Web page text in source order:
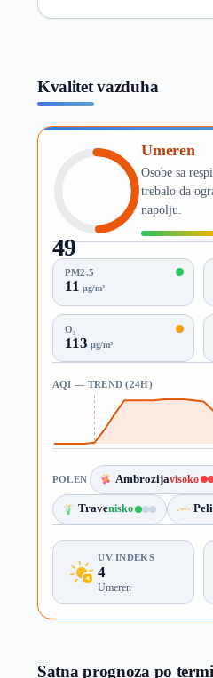
Kvalitet vazduha
49
AQI
Umeren
Osobe sa
trebalo da
napolju.
PM2.5
11 µg/m³
O₃
113 µg/m³
AQI — TREND (24H)
POLEN Ambrozijavisoko
Travenisko
UV INDEKS
4
Umeren
Satna prognoza po